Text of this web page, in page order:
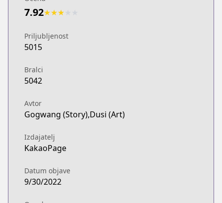
7.92★★★
Priljubljenost
5015
Bralci
5042
Avtor
Gogwang (Story),Dusi (Art)
Izdajatelj
KakaoPage
Datum objave
9/30/2022